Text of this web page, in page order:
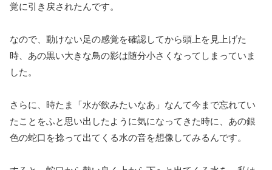
覚に引き戻されたんです。
なので、動けない足の感覚を確認してから頭上を見上げた
時、あの黒い大きな鳥の影は随分小さくなってしまっていま
した。
さらに、時たま「水が飲みたいなあ」なんて今まで忘れてい
たことをふと思い出したように気になってきた時に、あの銀
色の蛇口を捻って出てくる水の音を想像してみるんです。